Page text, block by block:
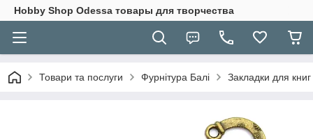
Hobbу Shop Odessa товары для творчества
Товари та послуги Фурнітура Балі Закладки для книг